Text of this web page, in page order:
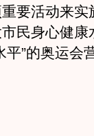
要活动来实
民身心健康
平”的奥运会